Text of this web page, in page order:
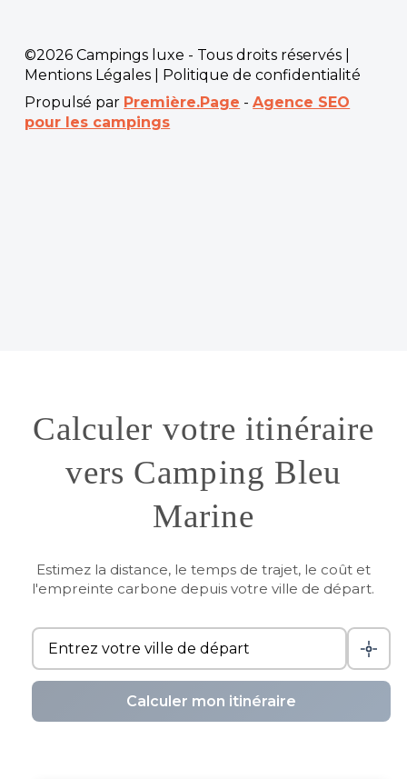
©2026 Campings luxe - Tous droits réservés |
Mentions Légales
Politique de confidentialité
Propulsé par Première.Page -Agence SEO
pour les campings
Calculer votre itinéraire
vers Camping Bleu
Marine
Estimez la distance, le temps de trajet, le coût et
l'empreinte carbone depuis votre ville de départ.
Calculer mon itinéraire